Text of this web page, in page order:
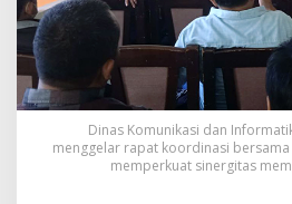
i
s
k
o
m
i
n
f
o
Dinas Komunikasi dan
menggelar rapat koordinasi
memperkuat sinergitas